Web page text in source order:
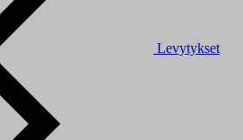
Levytykset